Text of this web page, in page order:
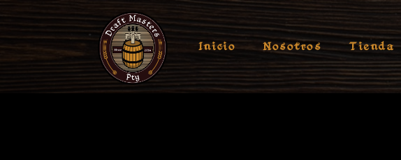
Inicio Nosotros Tienda